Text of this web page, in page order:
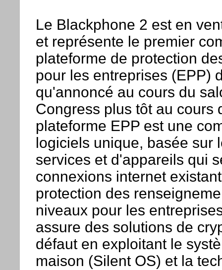
Le Blackphone 2 est en
et représente le premier
plateforme de protection
pour les entreprises (EPP)
qu'annoncé au cours du
Congress plus tôt au cours
plateforme EPP est une
logiciels unique, basée sur
services et d'appareils qui
connexions internet
protection des
niveaux pour les
assure des solutions de
défaut en exploitant le
maison (Silent OS) et la